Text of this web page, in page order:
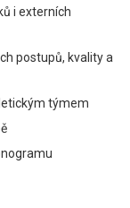
i externích
postupů, kvality a
týmem